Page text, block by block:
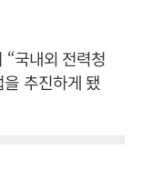
국내외 전력청
추진하게 됐